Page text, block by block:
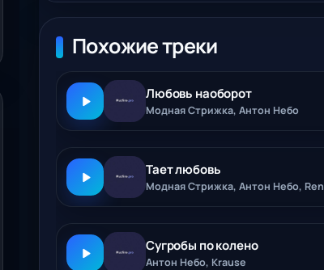
Похожие треки
Любовь наоборот
Модная Стрижка, Антон Небо
Тает любовь
Модная Стрижка, Антон Небо,
Сугробы по колено
Антон Небо, Krause